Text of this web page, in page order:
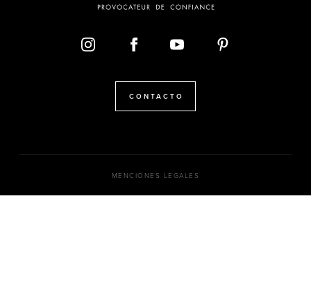
CONTACTO
MENCIONES LEGALES